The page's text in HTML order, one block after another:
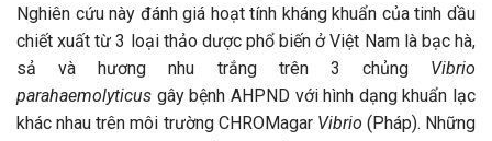
Nghiên cứu này đánh giá hoạt tính kháng khuẩn của tinh dầu
chiết xuất từ 3 loại thảo dược phổ biến ở Việt Nam là bạc hà,
sả và hương nhu trắng trên 3 chủng Vibrio
parahaemolyticus gây bệnh AHPND với hình dạng khuẩn lạc
khác nhau trên môi trường CHROMagar Vibrio (Pháp). Những